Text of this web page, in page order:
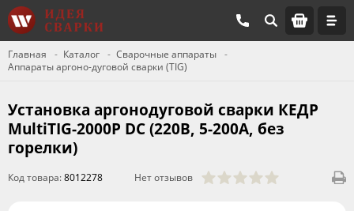
Главная Каталог
Сварочные аппараты
Аппараты аргоно-дуговой сварки (TIG)
Установка аргонодуговой сварки КЕДР
MultiTIG-2000P DC (220В, 5-200А, без
горелки)
Код товара:8012278 Нет отзывов